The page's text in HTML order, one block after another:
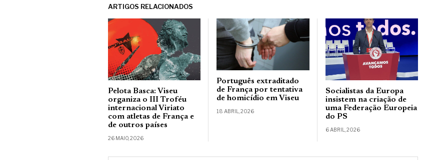
ARTIGOS RELACIONADOS
Pelota Basca: Viseu
organiza o III Troféu
internacional Viriato
com atletas de França e
de outros países
26 MAIO, 2026
Português extraditado
de França por tentativa
de homicídio em Viseu
18 ABRIL, 2026
Socialistas da Europa
insistem na criação de
uma Federação Europeia
do PS
6 ABRIL, 2026